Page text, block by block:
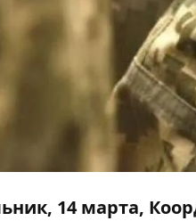
14 марта,